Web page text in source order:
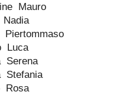
Mauro
Luca